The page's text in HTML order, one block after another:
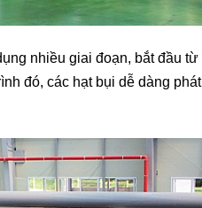
nhiều giai đoạn, bắt đầu
đó, các hạt bụi dễ dàng